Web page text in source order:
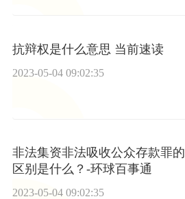
抗辩权是什么意思 当前速读
2023-05-04 09:02:35
非法集资非法吸收公众存款罪的
区别是什么？-环球百事通
2023-05-04 09:02:35